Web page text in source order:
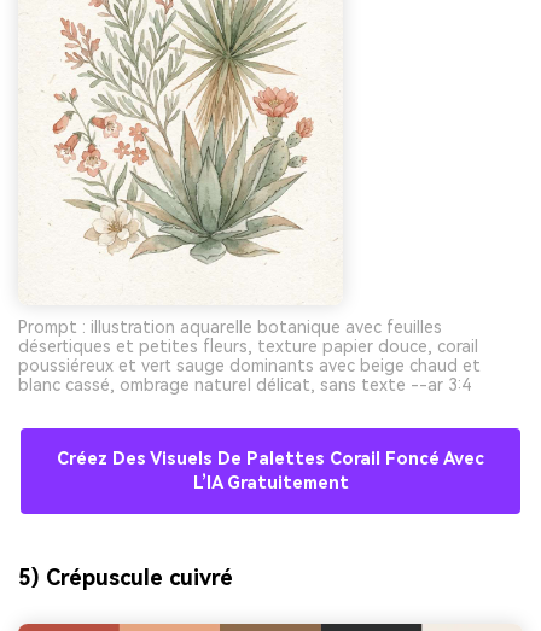
Prompt : illustration aquarelle botanique avec feuilles
désertiques et petites fleurs, texture papier douce, corail
poussiéreux et vert sauge dominants avec beige chaud et
blanc cassé, ombrage naturel délicat, sans texte --ar 3:4
Créez Des Visuels De Palettes Corail Foncé Avec
L’IA Gratuitement
5) Crépuscule cuivré